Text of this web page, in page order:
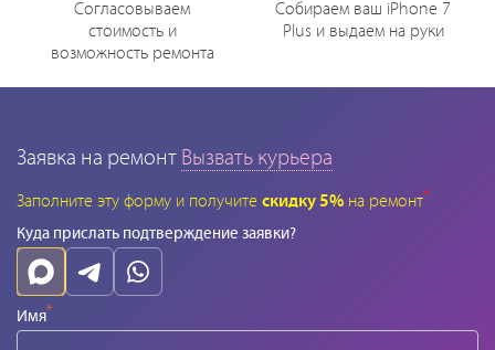
Согласовываем
стоимость и
возможность ремонта
Собираем ваш iPhone 7
Plus и выдаем на руки
Заявка на ремонт Вызвать курьера
Заполните эту форму и получите скидку 5% на ремонт*
Куда прислать подтверждение заявки?
Имя*